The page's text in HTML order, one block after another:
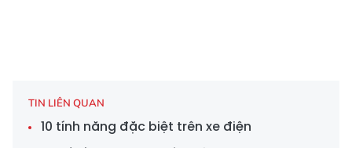
TIN LIÊN QUAN
10 tính năng đặc biệt trên xe điện